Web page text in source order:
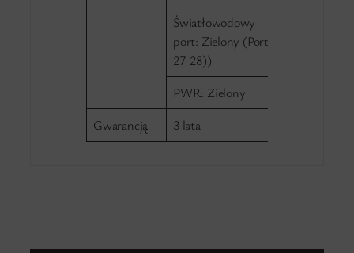
Światłowodowy
port: Zielony (Port
27-28))
PWR: Zielony
Gwarancją
3 lata